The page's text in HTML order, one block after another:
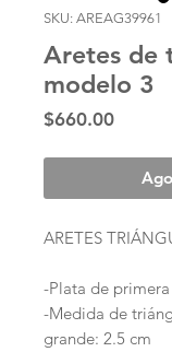
SKU: AREAG39961
Aretes de
modelo 3
$660.00Precio
ARETES
-Plata de
-Medida de
grande: 2.5 cm